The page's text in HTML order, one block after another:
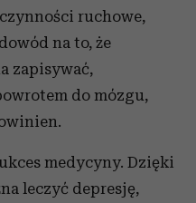
ruchowe,
na to, że
zapisywać,
do mózgu,
medycyny. Dzięki
leczyć depresję,